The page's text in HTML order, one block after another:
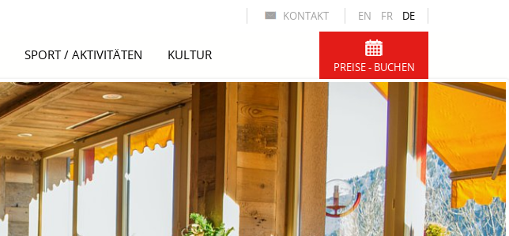
EN FR DE
KONTAKT
SPORT / AKTIVITÄTEN KULTUR
PREISE - BUCHEN